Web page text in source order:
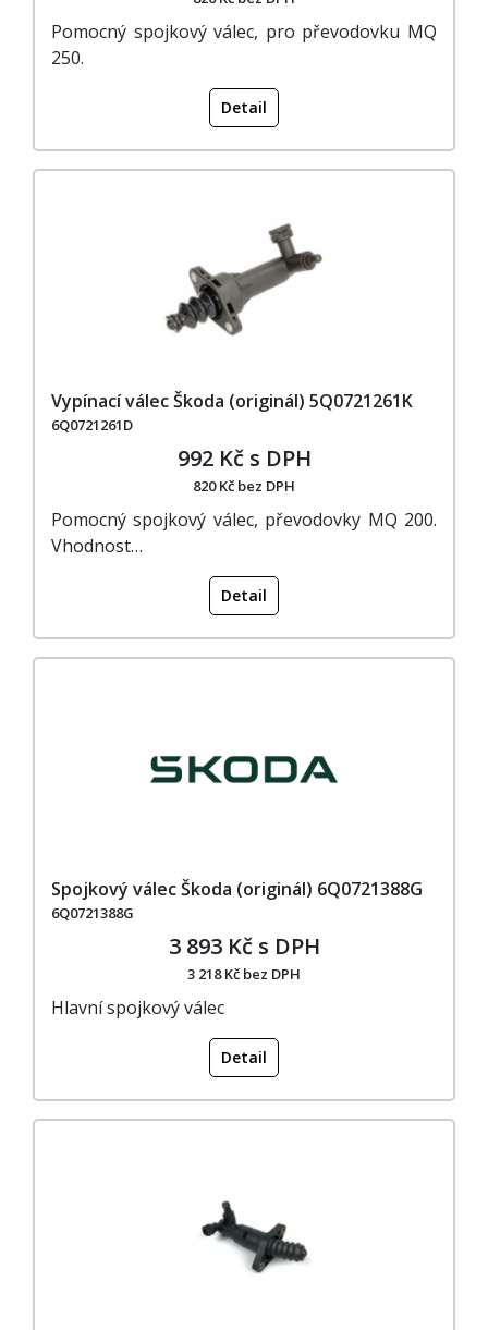
Pomocný spojkový válec, pro převodovku MQ
250.
Detail
Vypínací válec Škoda (originál) 5Q0721261K
6Q0721261D
992 Kč s DPH
820 Kč bez DPH
Pomocný spojkový válec, převodovky MQ 200.
Vhodnost…
Detail
Spojkový válec Škoda (originál) 6Q0721388G
6Q0721388G
3 893 Kč s DPH
3 218 Kč bez DPH
Hlavní spojkový válec
Detail